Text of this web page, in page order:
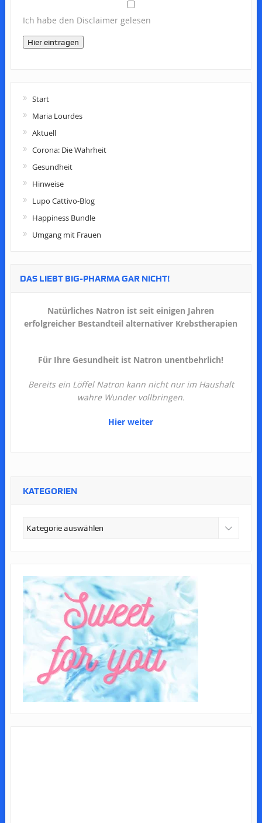
Ich habe den Disclaimer gelesen
Hier eintragen
Start
Maria Lourdes
Aktuell
Corona: Die Wahrheit
Gesundheit
Hinweise
Lupo Cattivo-Blog
Happiness Bundle
Umgang mit Frauen
DAS LIEBT BIG-PHARMA GAR NICHT!
Natürliches Natron ist seit einigen Jahren
erfolgreicher Bestandteil alternativer Krebstherapien
Für Ihre Gesundheit ist Natron unentbehrlich!
Bereits ein Löffel Natron kann nicht nur im Haushalt
wahre Wunder vollbringen.
Hier weiter
KATEGORIEN